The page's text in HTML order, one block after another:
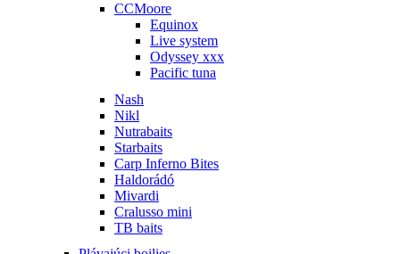
CCMoore
Equinox
Live system
Odyssey xxx
Pacific tuna
Nash
Nikl
Nutrabaits
Starbaits
Carp Inferno Bites
Haldorádó
Mivardi
Cralusso mini
TB baits